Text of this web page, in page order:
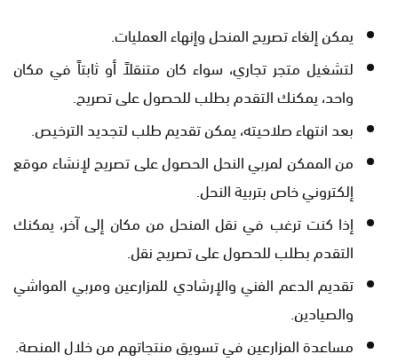
يمكن إلغاء تصريح المنحل وإنهاء العمليات.
لتشغيل متجر تجاري، سواء كان متنقلاً أو ثابتاً في مكان
واحد، يمكنك التقدم بطلب للحصول على تصريح.
بعد انتهاء صلاحيته، يمكن تقديم طلب لتجديد الترخيص.
من الممكن لمربي النحل الحصول على تصريح لإنشاء موقع
إلكتروني خاص بتربية النحل.
إذا كنت ترغب في نقل المنحل من مكان إلى آخر، يمكنك
التقدم بطلب للحصول على تصريح نقل.
تقديم الدعم الفني والإرشادي للمزارعين ومربي المواشي
والصيادين.
مساعدة المزارعين في تسويق منتجاتهم من خلال المنصة.